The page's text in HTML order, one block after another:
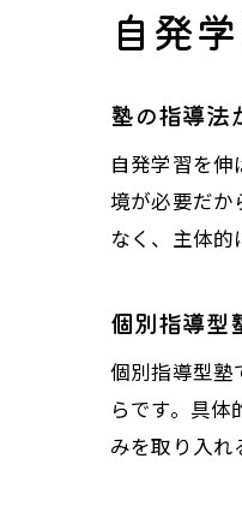
自発
塾の指導法
自発学習を
境が必要だか
なく、主体的
個別指導型
個別指導型塾
らです。具
みを取り入れ